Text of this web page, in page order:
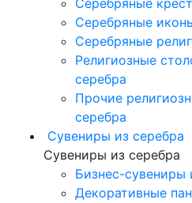
Серебряные
Серебряные
Религиозные
серебра
Прочие
серебра
Сувениры из серебра
Сувениры из серебра
Бизнес-сувениры
Декоративные